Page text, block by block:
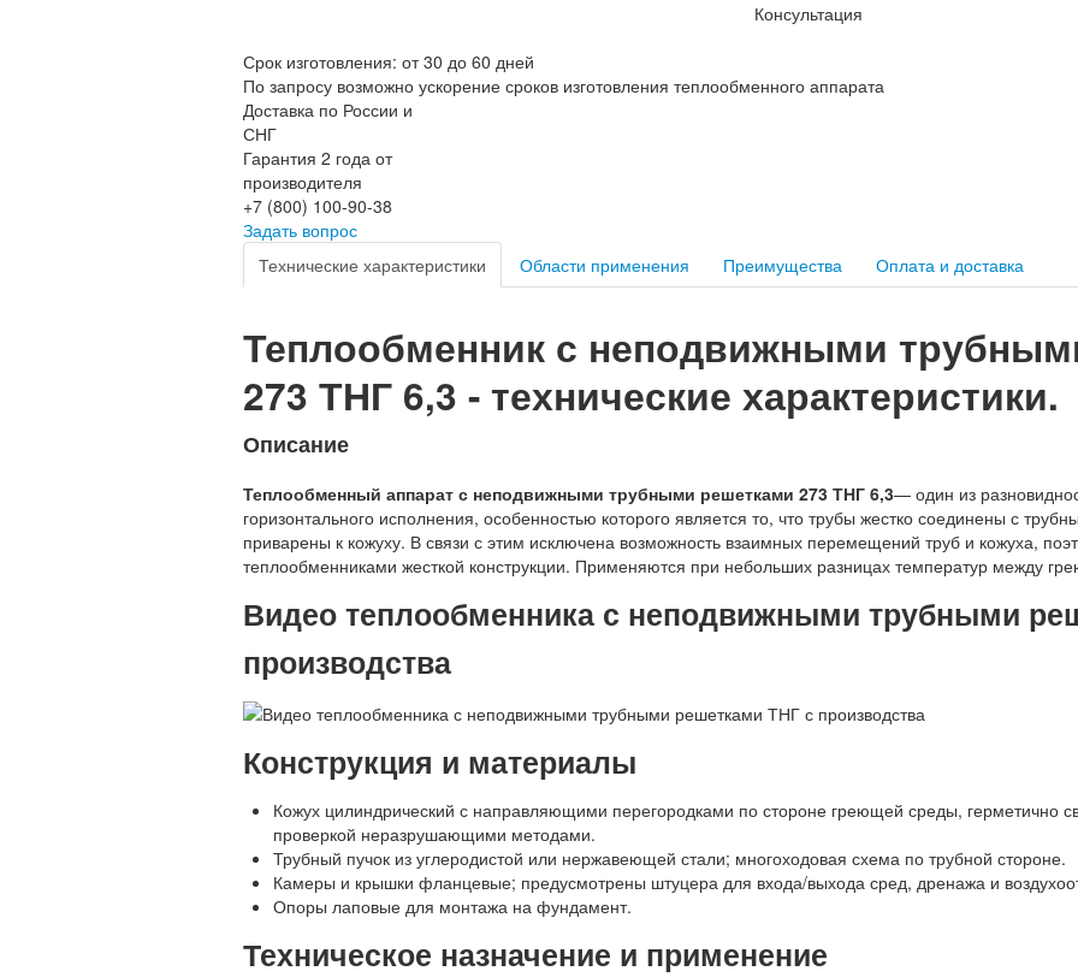
Консультация
Срок изготовления: от 30 до 60 дней
По запросу возможно ускорение сроков изготовления теплообменного аппарата
Доставка по России и
СНГ
Гарантия 2 года от
производителя
+7 (800) 100-90-38
Задать вопрос
Технические характеристики
Области применения Преимущества Оплата и доставка
Теплообменник с неподвижными
273 ТНГ 6,3 - технические характеристики.
Описание
Теплообменный аппарат с неподвижными трубными решетками 273 ТНГ 6,3— один из
горизонтального исполнения, особенностью которого является то, что трубы жестко соединены с
приварены к кожуху. В связи с этим исключена возможность взаимных перемещений труб и кожуха,
теплообменниками жесткой конструкции. Применяются при небольших разницах температур между
Видео теплообменника с неподвижными трубными
производства
Конструкция и материалы
Кожух цилиндрический с направляющими перегородками по стороне греющей среды, герметично
проверкой неразрушающими методами.
Трубный пучок из углеродистой или нержавеющей стали; многоходовая схема по трубной стороне.
Камеры и крышки фланцевые; предусмотрены штуцера для входа/выхода сред, дренажа и
Опоры лаповые для монтажа на фундамент.
Техническое назначение и применение